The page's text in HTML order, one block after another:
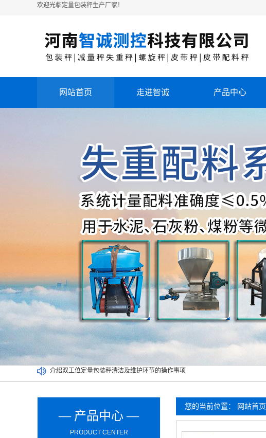
欢迎光临定量包装秤生产厂家！
网站首页 走进智诚 产品中心
介绍双工位定量包装秤清洁及维护环节的操作事项
买二手定量包装秤一定要考虑以下因素，切记！
您的当前位置： 网站首页
— 产品中心 —
PRODUCT CENTER